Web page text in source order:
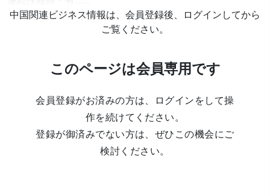
中国関連ビジネス情報は、会員登録後、ログインしてから
ご覧ください。
このページは会員専用です
会員登録がお済みの方は、ログインをして操
作を続けてください。
登録が御済みでない方は、ぜひこの機会にご
検討ください。